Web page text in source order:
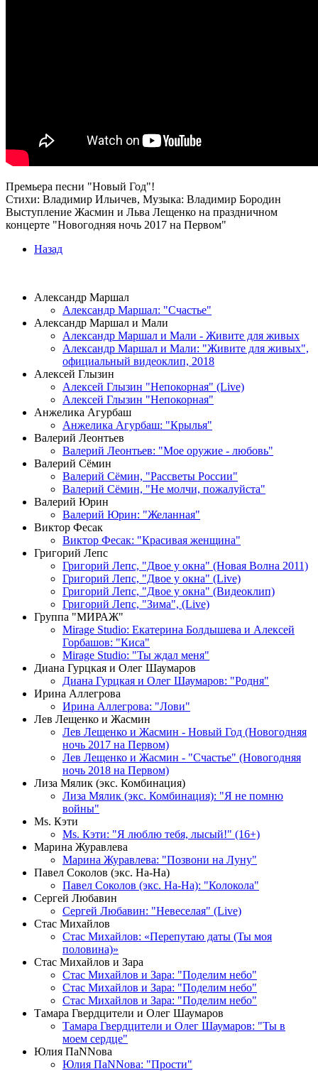
Премьера песни "Новый Год"!
Стихи: Владимир Ильичев, Музыка: Владимир Бородин
Выступление Жасмин и Льва Лещенко на праздничном
концерте "Новогодняя ночь 2017 на Первом"
Назад
Александр Маршал
Александр Маршал: "Счастье"
Александр Маршал и Мали
Александр Маршал и Мали - Живите для живых
Александр Маршал и Мали: "Живите для живых",
официальный видеоклип, 2018
Алексей Глызин
Алексей Глызин "Непокорная" (Live)
Алексей Глызин "Непокорная"
Анжелика Агурбаш
Анжелика Агурбаш: "Крылья"
Валерий Леонтьев
Валерий Леонтьев: "Мое оружие - любовь"
Валерий Сёмин
Валерий Сёмин, "Рассветы России"
Валерий Сёмин, "Не молчи, пожалуйста"
Валерий Юрин
Валерий Юрин: "Желанная"
Виктор Фесак
Виктор Фесак: "Красивая женщина"
Григорий Лепс
Григорий Лепс, "Двое у окна" (Новая Волна 2011)
Григорий Лепс, "Двое у окна" (Live)
Григорий Лепс, "Двое у окна" (Видеоклип)
Григорий Лепс, "Зима", (Live)
Группа "МИРАЖ"
Mirage Studio: Екатерина Болдышева и Алексей
Горбашов: "Киса"
Mirage Studio: "Ты ждал меня"
Диана Гурцкая и Олег Шаумаров
Диана Гурцкая и Олег Шаумаров: "Родня"
Ирина Аллегрова
Ирина Аллегрова: "Лови"
Лев Лещенко и Жасмин
Лев Лещенко и Жасмин - Новый Год (Новогодняя
ночь 2017 на Первом)
Лев Лещенко и Жасмин - "Счастье" (Новогодняя
ночь 2018 на Первом)
Лиза Мялик (экс. Комбинация)
Лиза Мялик (экс. Комбинация): "Я не помню
войны"
Мs. Кэти
Ms. Кэти: "Я люблю тебя, лысый!" (16+)
Марина Журавлева
Марина Журавлева: "Позвони на Луну"
Павел Соколов (экс. На-На)
Павел Соколов (экс. На-На): "Колокола"
Сергей Любавин
Сергей Любавин: "Невеселая" (Live)
Стас Михайлов
Стас Михайлов: «Перепутаю даты (Ты моя
половина)»
Стас Михайлов и Зара
Стас Михайлов и Зара: "Поделим небо"
Стас Михайлов и Зара: "Поделим небо"
Стас Михайлов и Зара: "Поделим небо"
Тамара Гвердцители и Олег Шаумаров
Тамара Гвердцители и Олег Шаумаров: "Ты в
моем сердце"
Юлия ПаNNова
Юлия ПаNNова: "Прости"